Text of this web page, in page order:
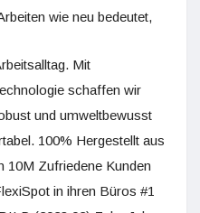
wie neu bedeutet,
Mit
schaffen wir
und umweltbewusst
100% Hergestellt aus
10M Zufriedene Kunden
in ihren Büros #1